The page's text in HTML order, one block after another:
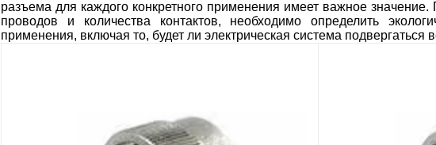
разъема для каждого конкретного применения имеет важное
проводов и количества контактов, необходимо определить
применения, включая то, будет ли электрическая система